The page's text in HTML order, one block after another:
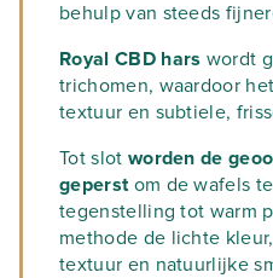
behulp van steeds
Royal CBD hars wordt
trichomen, waardoor
textuur en subtiele,
Tot slot worden de
geperstom de wafels
tegenstelling tot warm
methode de lichte
textuur en natuurlijke